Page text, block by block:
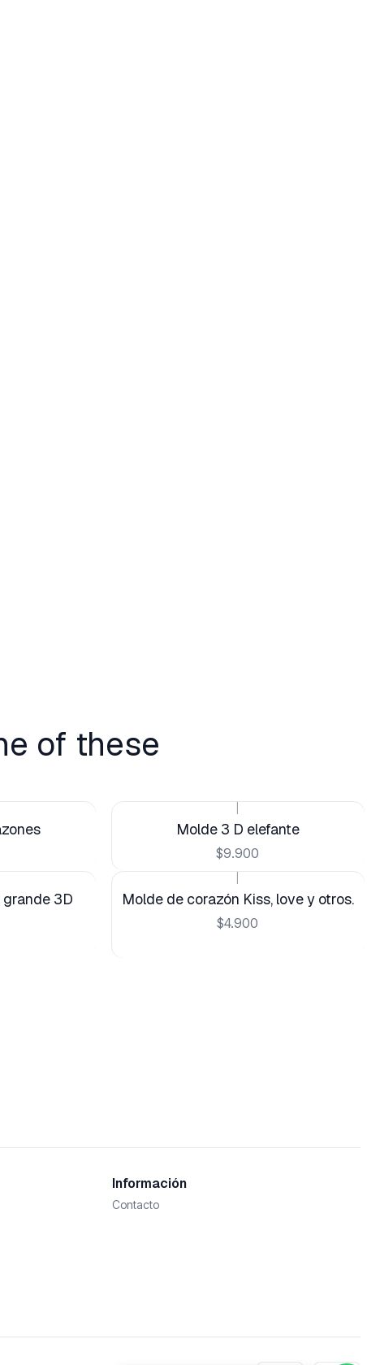
of these
Molde 3 D elefante
$9.900
3D Molde de corazón Kiss, love y otros.
$4.900
Información
Contacto